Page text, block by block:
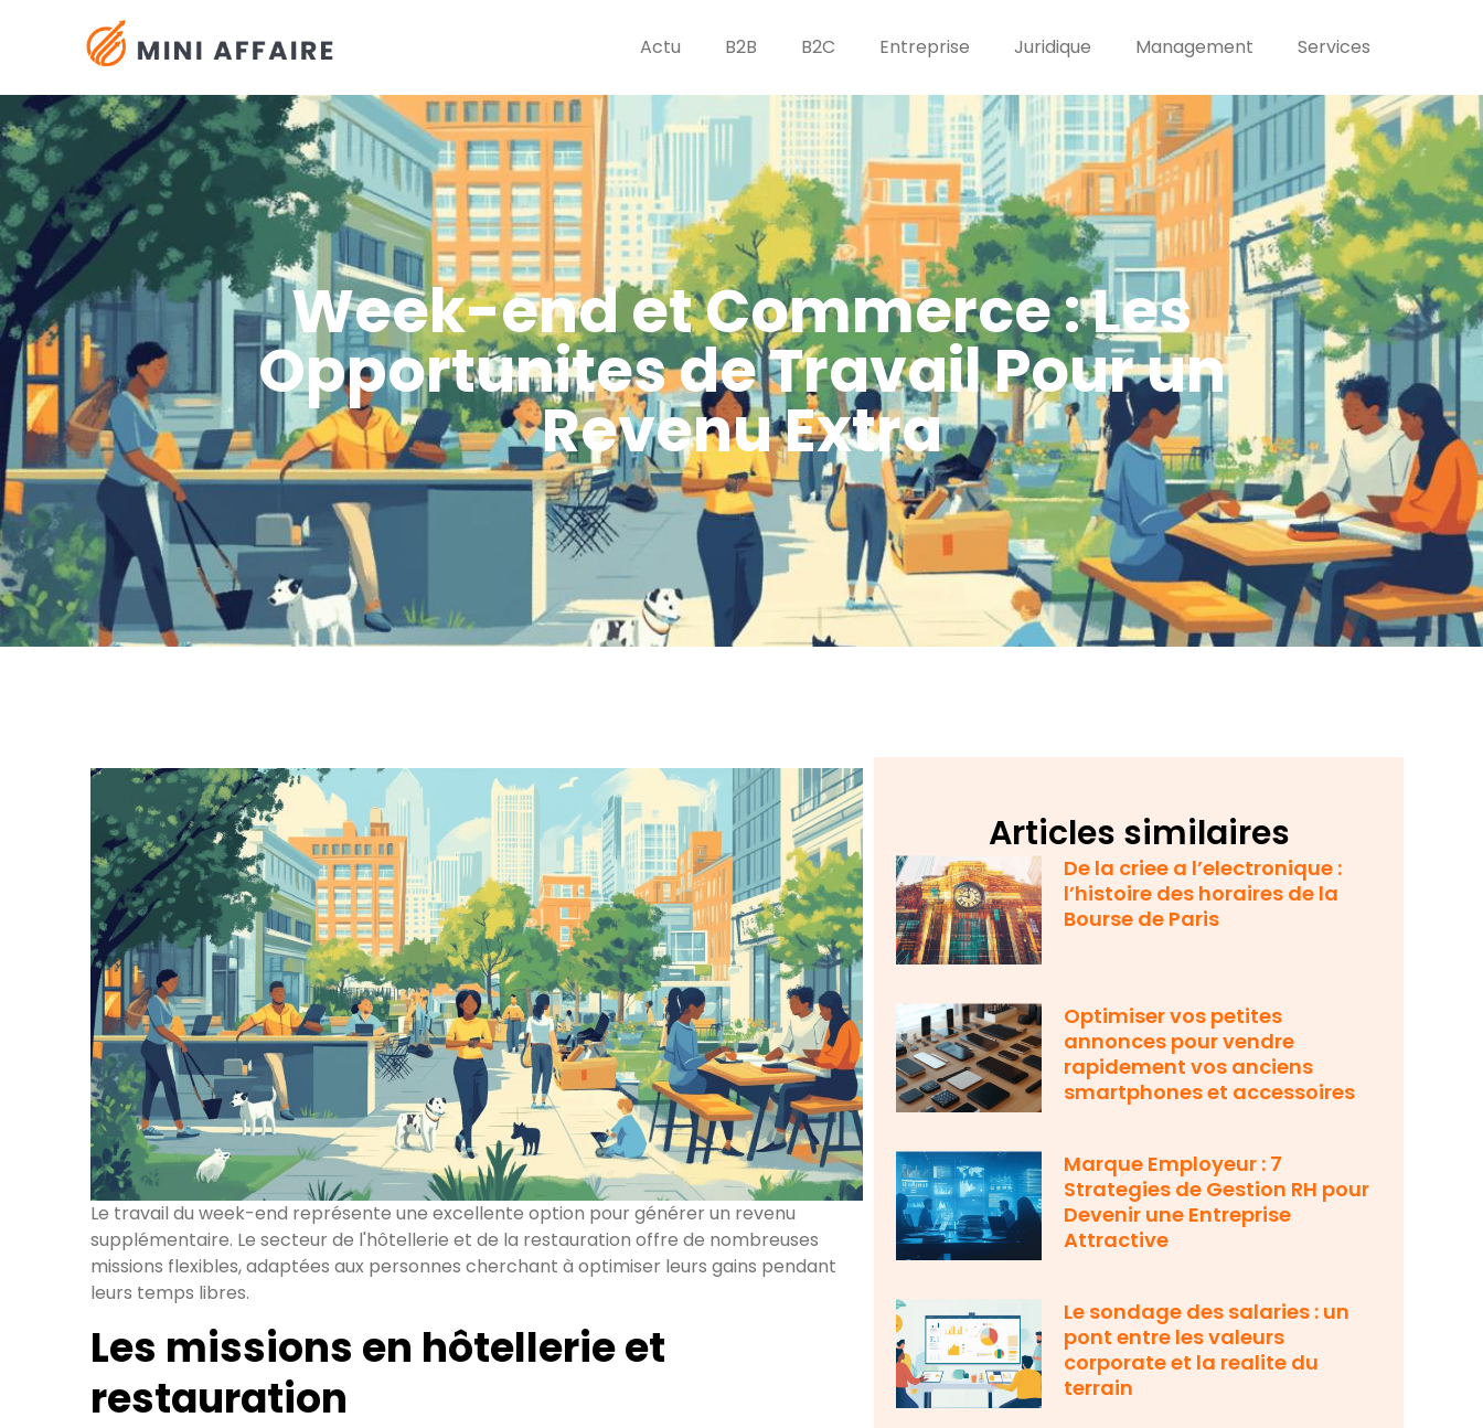
Actu B2B B2C Entreprise Juridique Management Services
Week-end et Commerce : Les
Opportunites de Travail Pour un
Revenu Extra
Le travail du week-end représente une excellente option pour générer un revenu
supplémentaire. Le secteur de l'hôtellerie et de la restauration offre de nombreuses
missions flexibles, adaptées aux personnes cherchant à optimiser leurs gains pendant
leurs temps libres.
Les missions en hôtellerie et
restauration
Articles similaires
De la criee a l’electronique :
l’histoire des horaires de la
Bourse de Paris
Optimiser vos petites
annonces pour vendre
rapidement vos anciens
smartphones et accessoires
Marque Employeur : 7
Strategies de Gestion RH pour
Devenir une Entreprise
Attractive
Le sondage des salaries : un
pont entre les valeurs
corporate et la realite du
terrain